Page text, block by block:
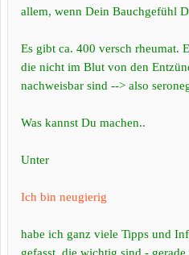
allem, wenn Dein Bauchgefühl
Es gibt ca. 400 versch rheumat.
die nicht im Blut von den
nachweisbar sind --> also
Was kannst Du machen..
Unter
Ich bin neugierig
habe ich ganz viele Tipps und